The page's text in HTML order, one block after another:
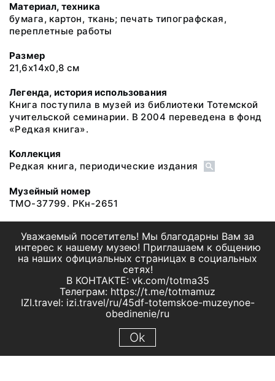
Материал, техника
бумага, картон, ткань; печать типографская,
переплетные работы
Размер
21,6х14х0,8 см
Легенда, история использования
Книга поступила в музей из библиотеки Тотемской
учительской семинарии. В 2004 переведена в фонд
«Редкая книга».
Коллекция
Редкая книга, периодические издания
Музейный номер
ТМО-37799. РКн-2651
Уважаемый посетитель! Мы благодарны Вам за
интерес к нашему музею! Приглашаем к общению
на наших официальных страницах в социальных
сетях!
В КОНТАКТЕ: vk.com/totma35
Телеграм: https://t.me/totmamuz
IZI.travel: izi.travel/ru/45df-totemskoe-muzeynoe-
obedinenie/ru
Ok